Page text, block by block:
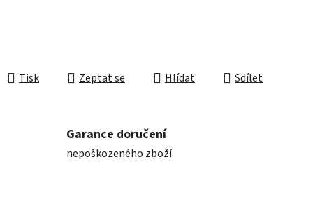
Tisk Zeptat se Hlídat Sdílet
Garance doručení
nepoškozeného zboží